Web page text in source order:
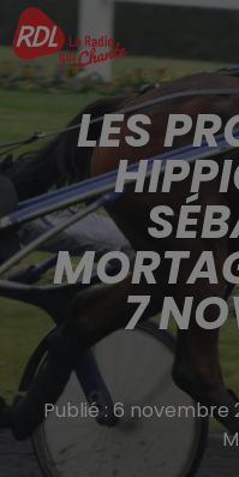
LES
7
Publié : 6 novembre